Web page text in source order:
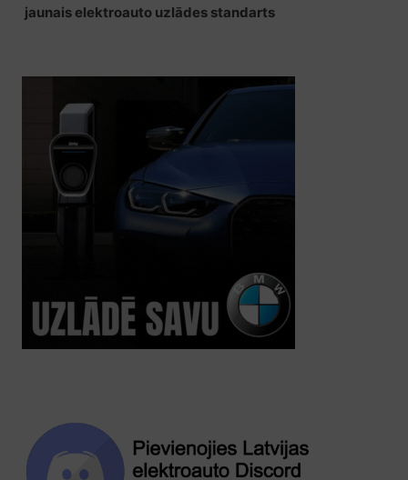
jaunais elektroauto uzlādes standarts